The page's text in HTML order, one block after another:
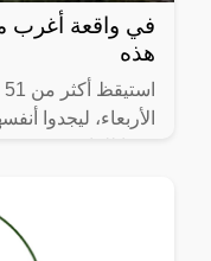
في واقعة أغرب
هذه
الأربعاء، ليجدوا